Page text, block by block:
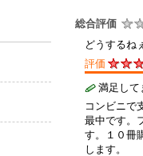
総合評価
どうするね
評価
満足して
コンビニで
最中です。
す。１０冊
します。